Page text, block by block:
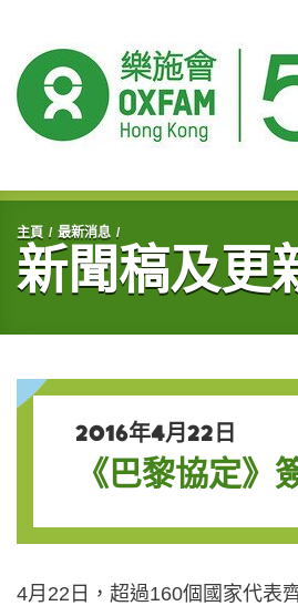
開始主要內容
主頁 最新消息
新聞稿及更
2016年4月22日
《巴黎協定》
4月22日，超過160個國家代表